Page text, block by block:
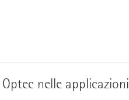
Optec nelle applicazioni